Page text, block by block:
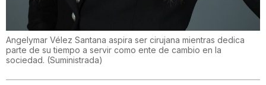
Angelymar Vélez Santana aspira ser cirujana mientras dedica
parte de su tiempo a servir como ente de cambio en la
sociedad. (Suministrada)